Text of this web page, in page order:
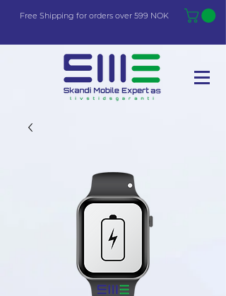
Free Shipping for orders over 599 NOK